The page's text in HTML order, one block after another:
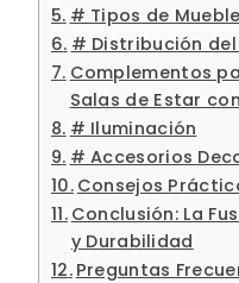
# Tipos de
# Distribución del
Complementos
Salas de Estar
# Iluminación
# Accesorios
Consejos
Conclusión: La
y Durabilidad
Preguntas